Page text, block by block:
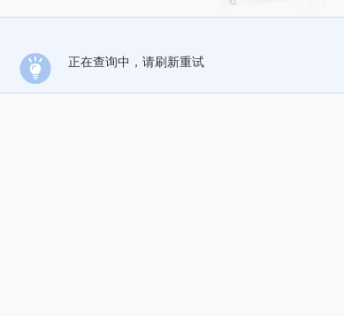
正在查询中，请刷新重试